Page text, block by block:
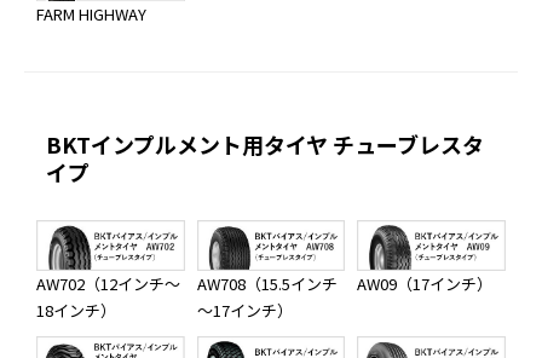
FARM HIGHWAY
BKTインプルメント用タイヤ チューブレスタ
イプ
AW702（12インチ～
18インチ）
AW708（15.5インチ
～17インチ）
AW09（17インチ）